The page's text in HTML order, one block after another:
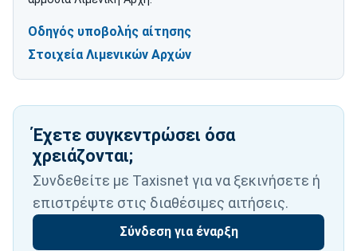
Οδηγός υποβολής αίτησης
Στοιχεία Λιμενικών Αρχών
Έχετε συγκεντρώσει όσα
χρειάζονται;
Συνδεθείτε με Taxisnet για να ξεκινήσετε ή
επιστρέψτε στις διαθέσιμες αιτήσεις.
Σύνδεση για έναρξη